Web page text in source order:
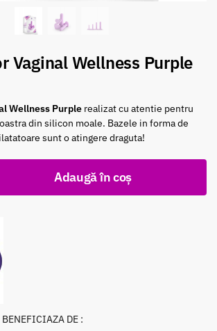
Vaginal Wellness Purple
Wellness Purple realizat cu atentie pentru
din silicon moale. Bazele in forma de
sunt o atingere draguta!
Adaugă în coș
DE :